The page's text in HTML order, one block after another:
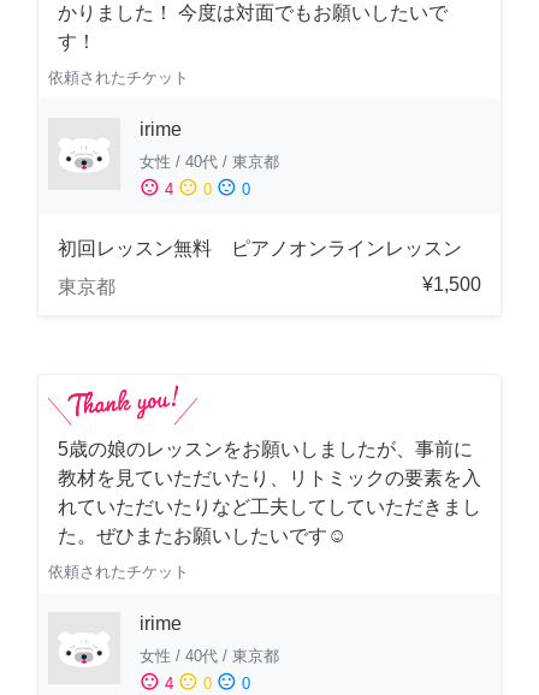
かりました！ 今度は対面でもお願いしたいで
す！
依頼されたチケット
irime
女性 / 40代 / 東京都
sentiment_satisfied 4 sentiment_neutral 0 sentiment_dissatisfied 0
初回レッスン無料 ピアノオンラインレッスン
東京都
¥1,500
5歳の娘のレッスンをお願いしましたが、事前に
教材を見ていただいたり、リトミックの要素を入
れていただいたりなど工夫してしていただきまし
た。ぜひまたお願いしたいです☺️
依頼されたチケット
irime
女性 / 40代 / 東京都
sentiment_satisfied 4 sentiment_neutral 0 sentiment_dissatisfied 0